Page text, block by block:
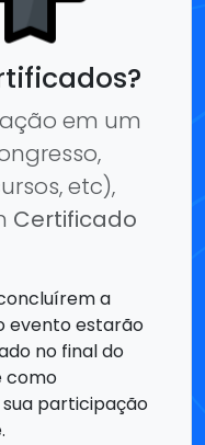
em um
etc),
Certificado
a
evento estarão
no final do
como
participação